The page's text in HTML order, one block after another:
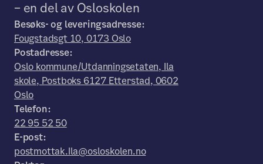
– en del av Osloskolen
Besøks- og leveringsadresse:
Fougstadsgt 10, 0173 Oslo
Postadresse:
Oslo kommune/Utdanningsetaten, Ila
skole, Postboks 6127 Etterstad, 0602
Oslo
Telefon:
22 95 52 50
E-post:
postmottak.Ila@osloskolen.no